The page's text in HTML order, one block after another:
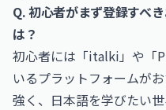
Q. 初心者がまず登録すべ
は？
初心者には「italki」や「
いるプラットフォームが
強く、日本語を学びたい